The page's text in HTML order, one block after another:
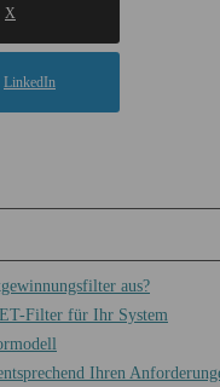
X
LinkedIn
aus?
Filter für Ihr System
Ihren